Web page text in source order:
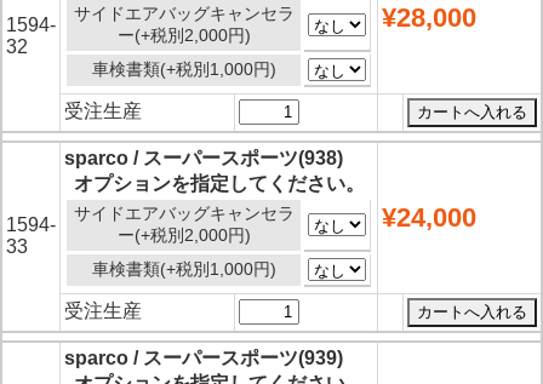
1594-
32
サイドエアバッグキャンセラ
ー(+税別2,000円)
車検書類(+税別1,000円)
¥28,000
受注生産
1594-
33
sparco / スーパースポーツ(938)
オプションを指定してください。
サイドエアバッグキャンセラ
ー(+税別2,000円)
車検書類(+税別1,000円)
¥24,000
受注生産
sparco / スーパースポーツ(939)